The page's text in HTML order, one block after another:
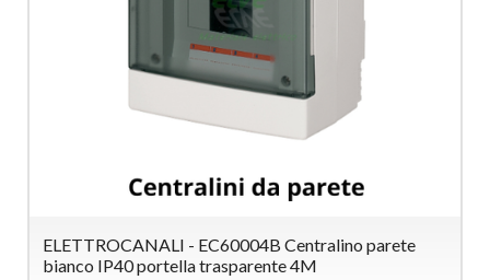
ELETTROCANALI - EC60004B Centralino parete
bianco IP40 portella trasparente 4M